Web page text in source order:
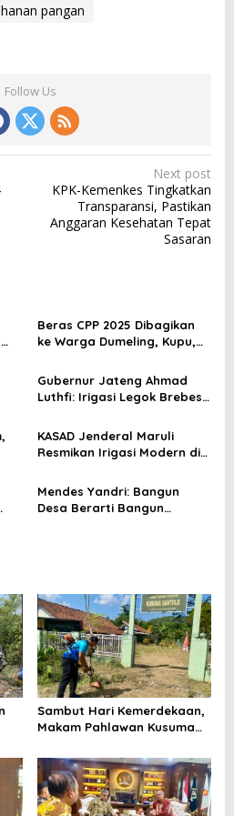
pangan
Follow Us
Next post
KPK-Kemenkes Tingkatkan
Transparansi, Pastikan
Anggaran Kesehatan Tepat
Sasaran
Beras CPP 2025 Dibagikan
ke Warga Dumeling, Kupu,
Brebes
Gubernur Jateng Ahmad
Luthfi: Irigasi Legok Brebes
Nasional
KASAD Jenderal Maruli
Resmikan Irigasi Modern di
Harapan Baru
Mendes Yandri: Bangun
Desa Berarti Bangun
Sambut Hari Kemerdekaan,
Makam Pahlawan Kusuma
Dibersihkan